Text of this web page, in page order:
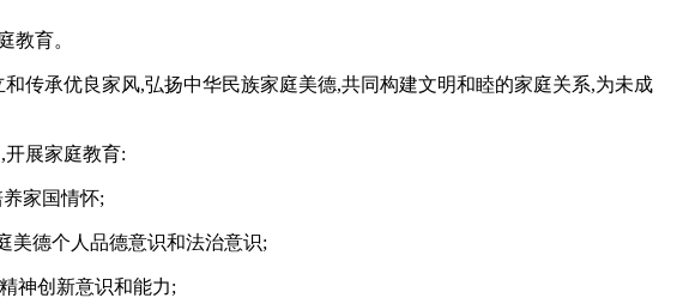
教育。
传承优良家风,弘扬中华民族家庭美德,共同构建文明和睦的家庭关系,为未成
展家庭教育:
家国情怀;
美德个人品德意识和法治意识;
神创新意识和能力;